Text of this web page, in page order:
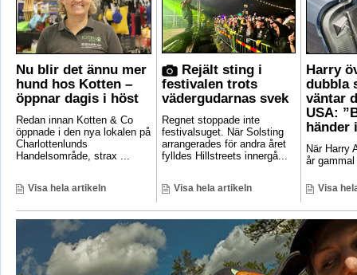
Nu blir det ännu mer
hund hos Kotten –
öppnar dagis i höst
Redan innan Kotten & Co
öppnade i den nya lokalen på
Charlottenlunds
Handelsområde, strax ...
Visa hela artikeln
Rejält sting i
festivalen trots
vädergudarnas svek
Regnet stoppade inte
festivalsuget. När Solsting
arrangerades för andra året
fylldes Hillstreets innergå...
Visa hela artikeln
Harry
dubbla
väntar
USA:
händer
När Harry
år
Visa